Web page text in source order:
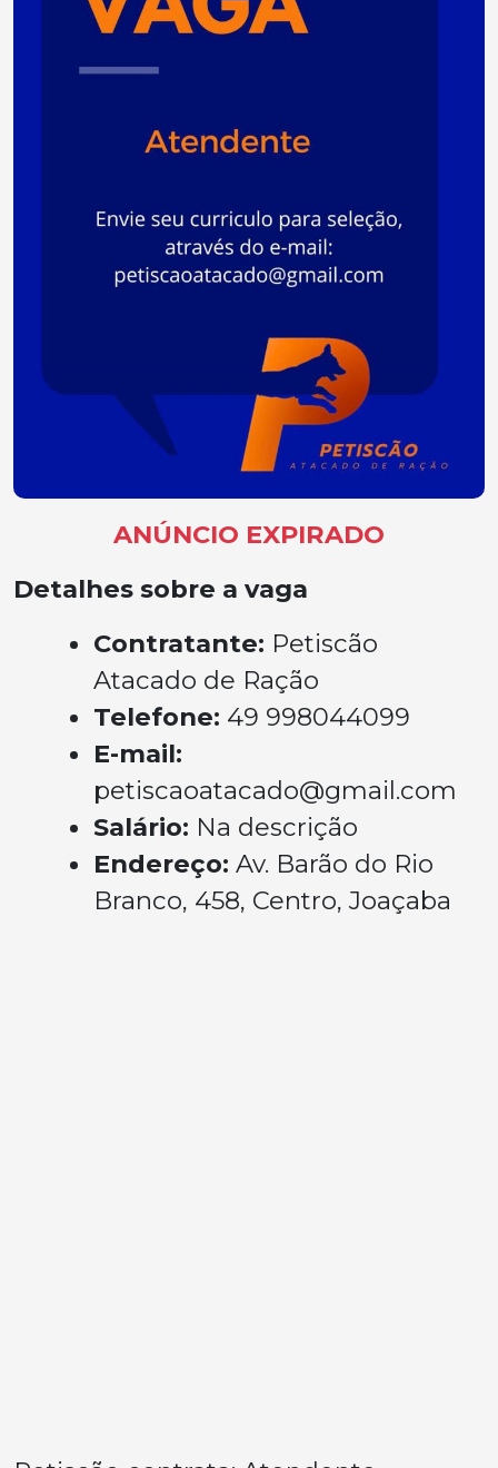
ANÚNCIO EXPIRADO
Detalhes sobre a vaga
Contratante: Petiscão
Atacado de Ração
Telefone: 49 998044099
E-mail:
petiscaoatacado@gmail.com
Salário: Na descrição
Endereço: Av. Barão do Rio
Branco, 458, Centro, Joaçaba